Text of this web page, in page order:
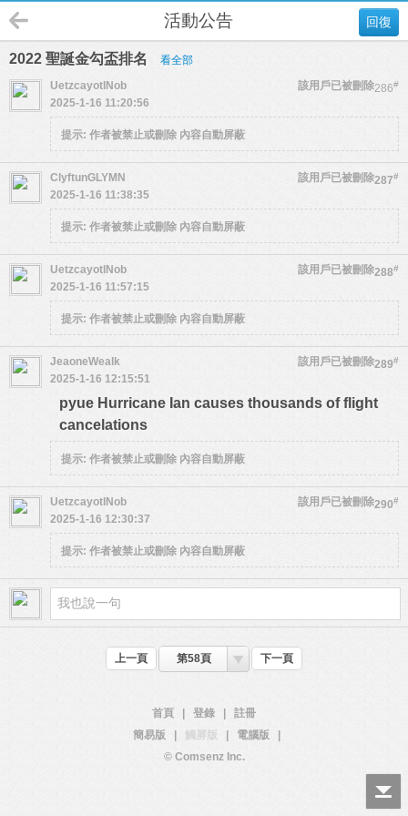
回復
活動公告
2022 聖誕金勾盃排名 看全部
286#
UetzcayotlNob
該用戶已被刪除
2025-1-16 11:20:56
提示: 作者被禁止或刪除 內容自動屏蔽
287#
ClyftunGLYMN
該用戶已被刪除
2025-1-16 11:38:35
提示: 作者被禁止或刪除 內容自動屏蔽
288#
UetzcayotlNob
該用戶已被刪除
2025-1-16 11:57:15
提示: 作者被禁止或刪除 內容自動屏蔽
289#
JeaoneWealk
該用戶已被刪除
2025-1-16 12:15:51
pyue Hurricane Ian causes thousands of flight
cancelations
提示: 作者被禁止或刪除 內容自動屏蔽
290#
UetzcayotlNob
該用戶已被刪除
2025-1-16 12:30:37
提示: 作者被禁止或刪除 內容自動屏蔽
上一頁 第58頁 下一頁
首頁 登錄
註冊
簡易版
觸屏版 電腦版
© Comsenz Inc.